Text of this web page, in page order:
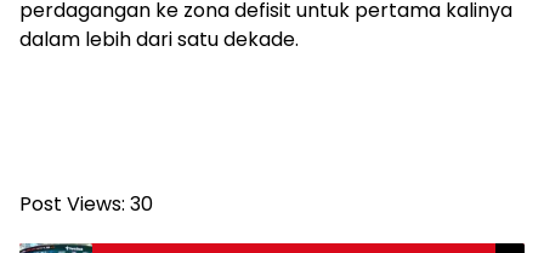
perdagangan ke zona defisit untuk pertama kalinya
dalam lebih dari satu dekade.
Post Views: 30